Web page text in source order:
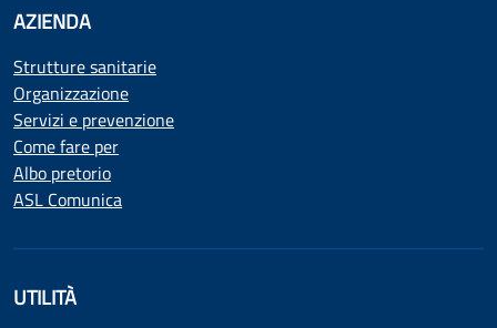
AZIENDA
Strutture sanitarie
Organizzazione
Servizi e prevenzione
Come fare per
Albo pretorio
ASL Comunica
UTILITÀ